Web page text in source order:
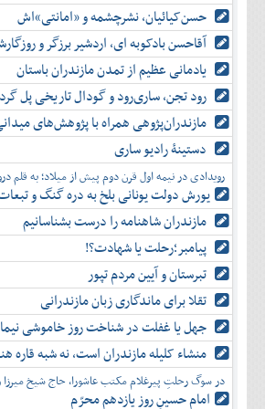
حسن‌کیائیان، نشرچشمه و «امانتی»اش
آقاحسن بادکوبه ای، اردشیر برزگر و
یادمانی عظیم از تمدن مازندران باستان
رود تجن، ساری‌رود و گودال تاریخی پل
مازندران‌پژوهی همراه با پژوهش‌های
دستینۀ رادیو ساری
رویدادی در نیمه اول قرن دوم پیش از میلاد؛ به قلم
یورش دولت یونانی بلخ به دره گنگ و
مازندران شاهنامه را درست بشناسانیم
پیامبر؛رحلت یا شهادت؟!
تبرستان و آیین مردم تپور
تقلا برای ماندگاری زبان مازندرانی
جهل یا غفلت در شناخت روز خاموشی نیما
منشاء کلیله مازندران است، نه شبه قاره
در سوگ رحلتِ پیرغلام مکتب عاشورا، حاج شیخ میرزا
امام حسینِ روز یازدهم محرّم